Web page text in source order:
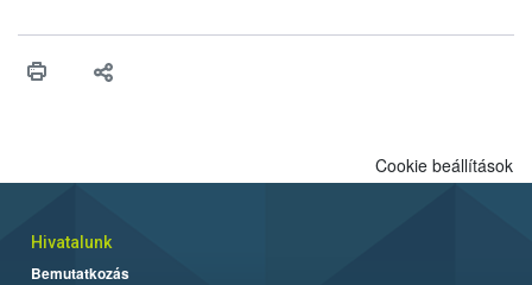
érésű szőlőkben is legyen lehetőség a károsító elleni további
felhasználók számára is elérhető és ökológiai termesztésben is
Cookie beállítások
Hivatalunk
Bemutatkozás